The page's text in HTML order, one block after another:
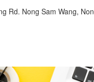
Rd. Nong Sam Wang,